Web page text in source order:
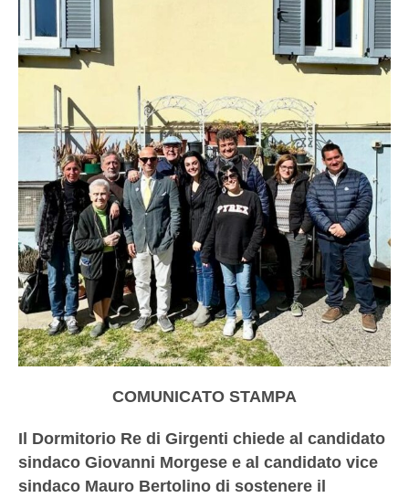
COMUNICATO STAMPA
Il Dormitorio Re di Girgenti chiede al candidato
sindaco Giovanni Morgese e al candidato vice
sindaco Mauro Bertolino di sostenere il